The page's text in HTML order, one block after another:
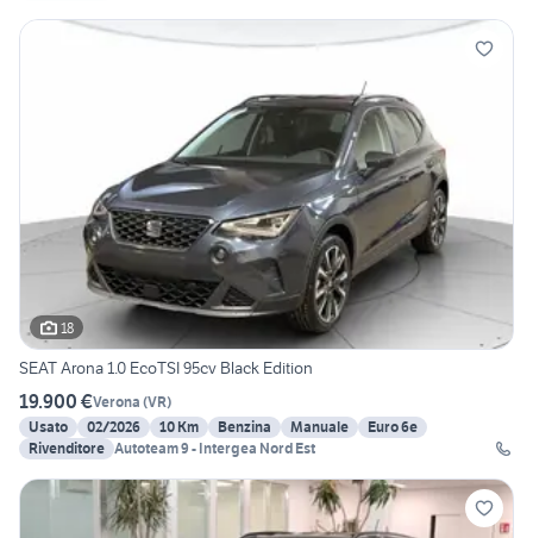
18
SEAT Arona 1.0 EcoTSI 95cv Black Edition
19.900 €Verona (VR)
Usato
02/2026 10 Km Benzina Manuale
Euro 6e
Rivenditore Autoteam 9 - Intergea Nord Est